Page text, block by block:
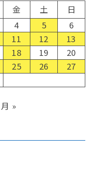
金 土
日
4 5
6
11 12
13
18 19
20
25 26
27
»